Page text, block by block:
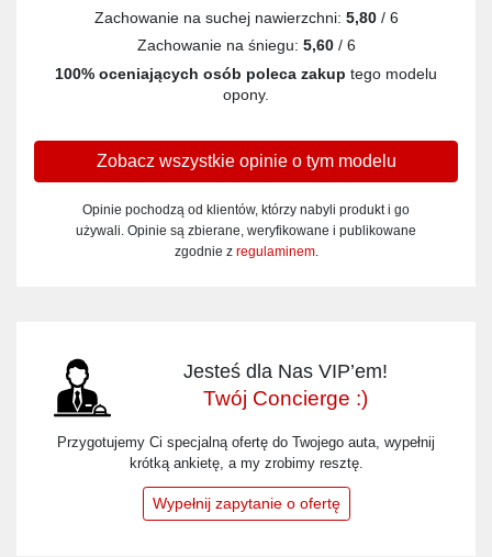
Zachowanie na suchej nawierzchni: 5,80/ 6
Zachowanie na śniegu: 5,60/ 6
100% oceniających osób poleca zakup tego modelu
opony.
Zobacz wszystkie opinie o tym modelu
Opinie pochodzą od klientów, którzy nabyli produkt i go
używali. Opinie są zbierane, weryfikowane i publikowane
zgodnie z regulaminem.
Jesteś dla Nas VIP’em!
Twój Concierge :)
Przygotujemy Ci specjalną ofertę do Twojego auta, wypełnij
krótką ankietę, a my zrobimy resztę.
Wypełnij zapytanie o ofertę